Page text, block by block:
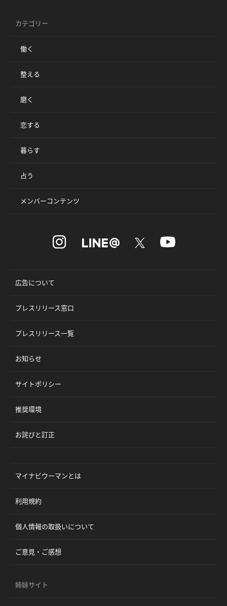
カテゴリー
働く
整える
磨く
恋する
暮らす
占う
メンバーコンテンツ
広告について
プレスリリース窓口
プレスリリース一覧
お知らせ
サイトポリシー
推奨環境
お詫びと訂正
マイナビウーマンとは
利用規約
個人情報の取扱いについて
ご意見・ご感想
姉妹サイト